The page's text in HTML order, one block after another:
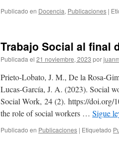
Publicado en Docencia, Publicaciones |
Trabajo Social al final
Publicada el 21 noviembre, 2023 por
Prieto-Lobato, J. M., De la Rosa-
Lucas-García, J. A. (2023). Social
Social Work, 24 (2). https://doi.org/
the role of social workers … Sigue
Publicado en Publicaciones | Etiquetado